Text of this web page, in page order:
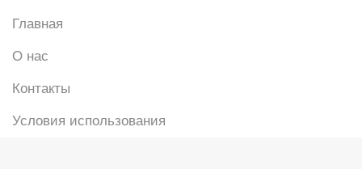
Главная
О нас
Контакты
Условия использования